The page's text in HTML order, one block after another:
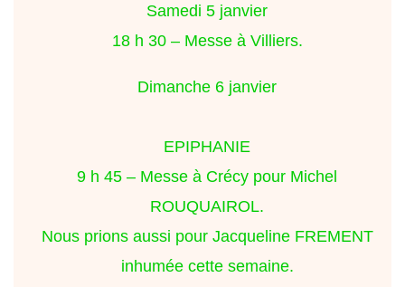
Samedi 5 janvier
18 h 30 – Messe à Villiers.
Dimanche 6 janvier
EPIPHANIE
9 h 45 – Messe à Crécy pour Michel
ROUQUAIROL.
Nous prions aussi pour Jacqueline FREMENT
inhumée cette semaine.